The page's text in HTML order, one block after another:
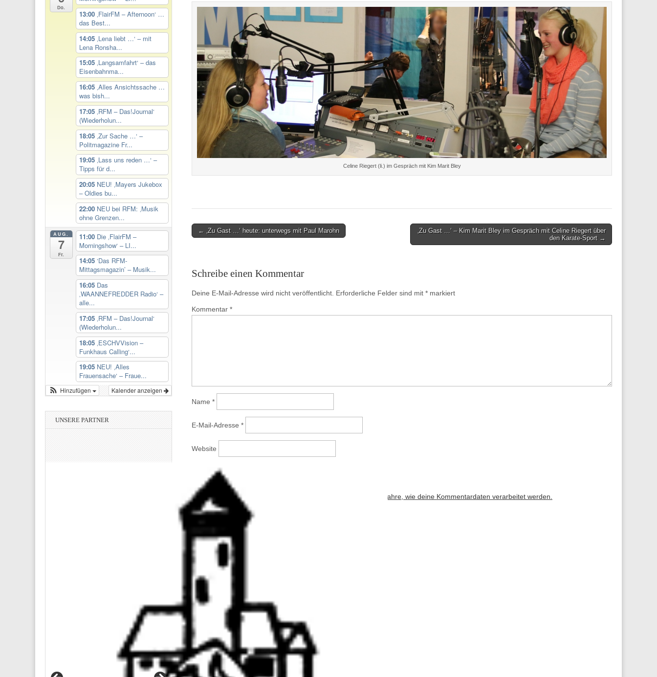
Celine Riegert (li.) im Gespräch mit Kim Marit Bley
Post← ‚Zu Gast …‘ heute: unterwegs mit Paul Marohn
‚Zu Gast …‘ – Kim Marit Bley im Gespräch mit Celine Riegert über
den Karate-Sport →
Schreibe einen Kommentar
Deine E-Mail-Adresse wird nicht veröffentlicht. Erforderliche Felder sind mit * markiert
Kommentar *
Name *
E-Mail-Adresse *
Website
Diese Website verwendet Akismet, um Spam zu reduzieren. Erfahre, wie deine Kommentardaten verarbeitet werden.
Do.
13:00 ‚FlairFM – Afternoon‘ …
das Best...
14:05 ‚Lena liebt …‘ – mit
Lena Ronsha...
15:05 ‚Langsamfahrt‘ – das
Eisenbahnma...
16:05 ‚Alles Ansichtssache …
was bish...
17:05 ‚RFM – Das!Journal‘
(Wiederholun...
18:05 ‚Zur Sache …‘ –
Politmagazine Fr...
19:05 ‚Lass uns reden …‘ –
Tipps für d...
20:05 NEU! ‚Mayers Jukebox
– Oldies bu...
22:00 NEU bei RFM: ‚Musik
ohne Grenzen...
AUG.
7
Fr.
11:00 Die ‚FlairFM –
Morningshow‘ – LI...
14:05 ‘Das RFM-
Mittagsmagazin’ – Musik...
16:05 Das
‚WAANNEFREDDER Radio‘ –
alle...
17:05 ‚RFM – Das!Journal‘
(Wiederholun...
18:05 ‚ESCHVVision –
Funkhaus Calling‘...
19:05 NEU! ‚Alles
Frauensache‘ – Fraue...
Kalender anzeigen
Hinzufügen
UNSERE PARTNER